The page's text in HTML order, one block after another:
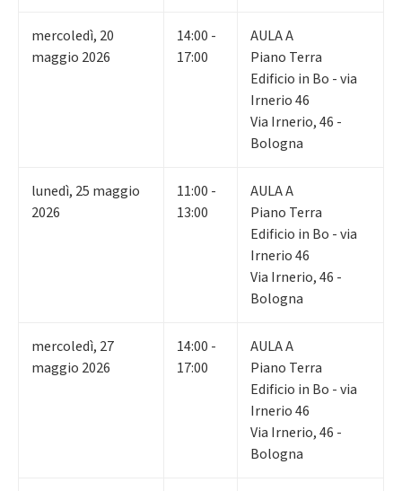
mercoledì, 20
maggio 2026
14:00 -
17:00
AULA A
Piano Terra
Edificio in Bo - via
Irnerio 46
Via Irnerio, 46 -
Bologna
lunedì, 25 maggio
2026
11:00 -
13:00
AULA A
Piano Terra
Edificio in Bo - via
Irnerio 46
Via Irnerio, 46 -
Bologna
mercoledì, 27
maggio 2026
14:00 -
17:00
AULA A
Piano Terra
Edificio in Bo - via
Irnerio 46
Via Irnerio, 46 -
Bologna